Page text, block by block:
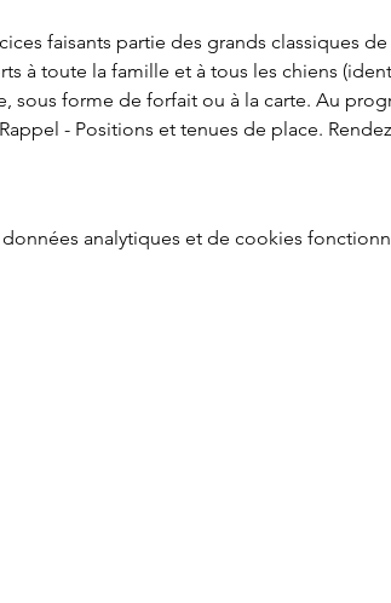
faisants partie des grands classiques
à toute la famille et à tous les chiens
sous forme de forfait ou à la carte. Au
- Positions et tenues de place.
analytiques et de cookies